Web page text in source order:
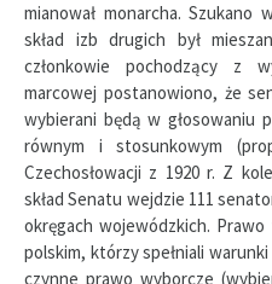
mianował monarcha.
skład izb drugich był
członkowie pochodzący z
marcowej postanowiono, że
wybierani będą w głosowaniu
równym i stosunkowym
Czechosłowacji z 1920 r. Z
skład Senatu wejdzie 111
okręgach wojewódzkich.
polskim, którzy spełniali
czynne prawo wyborcze